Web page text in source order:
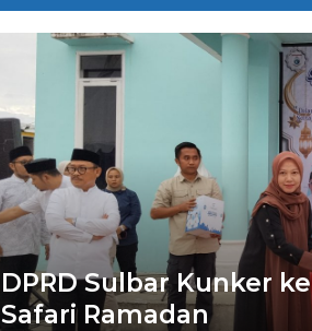
DPRD Sulbar Kunker
Safari Ramadan